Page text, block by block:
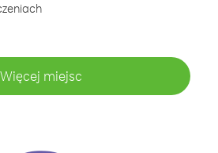
Więcej miejsc